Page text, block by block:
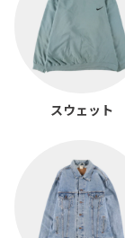
スウェット